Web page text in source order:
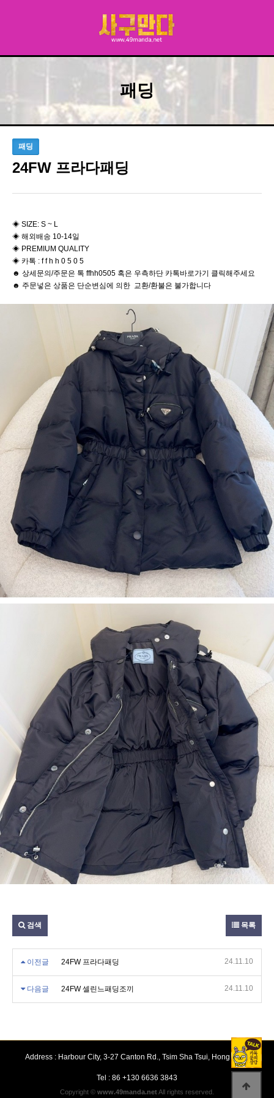
패딩
패딩
24FW 프라다패딩
◈ SIZE: S ~ L
◈ 해외배송 10-14일
◈ PREMIUM QUALITY
◈ 카톡 : f f h h 0 5 0 5
☻ 상세문의/주문은 톡 ffhh0505 혹은 우측하단 카톡바로가기 클릭해주세요
☻ 주문넣은 상품은 단순변심에 의한 교환/환불은 불가합니다
검색 목록
이전글 24FW 프라다패딩 24.11.10
다음글 24FW 셀린느패딩조끼 24.11.10
Address : Harbour City, 3-27 Canton Rd., Tsim Sha Tsui, Hong Kong
Tel : 86 +130 6636 3843
Copyright © www.49manda.netAll rights reserved.